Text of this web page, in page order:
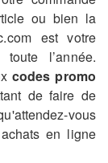
ou bien la
est votre
l’année.
codes promo
de faire de
vous
en ligne